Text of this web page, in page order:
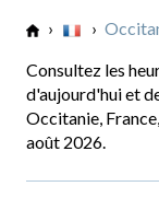
› ›
Consultez les
d'aujourd'hui et
Occitanie,
août 2026.